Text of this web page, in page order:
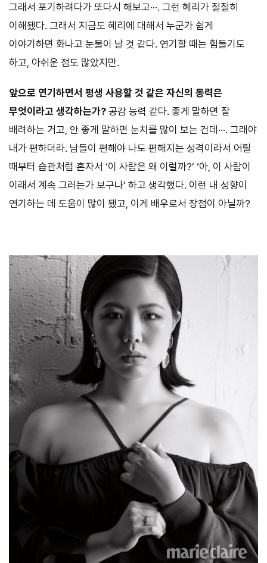
그래서 포기하려다가 또다시 해보고···. 그런 혜리가 절절히
이해됐다. 그래서 지금도 혜리에 대해서 누군가 쉽게
이야기하면 화나고 눈물이 날 것 같다. 연기할 때는 힘들기도
하고, 아쉬운 점도 많았지만.
앞으로 연기하면서 평생 사용할 것 같은 자신의 동력은
무엇이라고 생각하는가? 공감 능력 같다. 좋게 말하면 잘
배려하는 거고, 안 좋게 말하면 눈치를 많이 보는 건데···. 그래야
내가 편하더라. 남들이 편해야 나도 편해지는 성격이라서 어릴
때부터 습관처럼 혼자서 ‘이 사람은 왜 이럴까?’ ‘아, 이 사람이
이래서 계속 그러는가 보구나’ 하고 생각했다. 이런 내 성향이
연기하는 데 도움이 많이 됐고, 이게 배우로서 장점이 아닐까?